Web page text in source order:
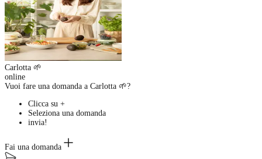
Carlotta 🌱
online
Vuoi fare una domanda a Carlotta 🌱?
Clicca su +
Seleziona una domanda
invia!
Fai una domanda